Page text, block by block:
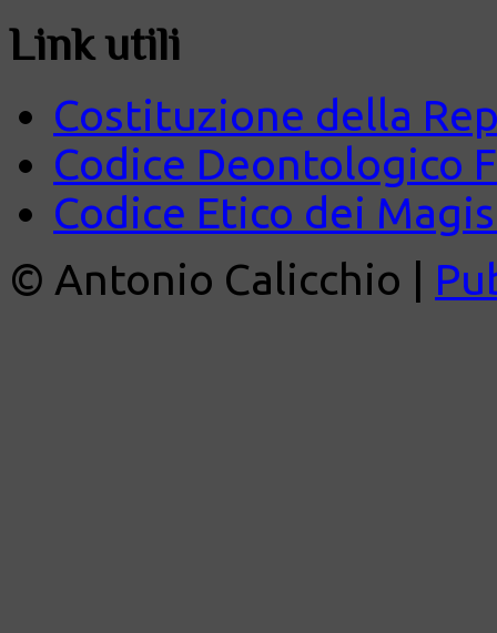
Link utili
Costituzione della
Codice Deontologico
Codice Etico dei
© Antonio Calicchio |